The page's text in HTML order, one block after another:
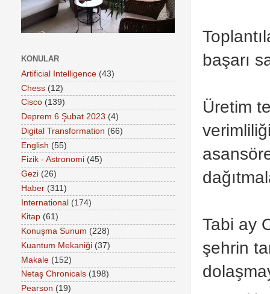
başarı
Üretim
Tabi ay
şehrin
KONULAR
Artificial Intelligence (43)
Chess (12)
Cisco (139)
Deprem 6 Şubat 2023 (4)
Digital Transformation (66)
English (55)
Fizik - Astronomi (45)
Gezi (26)
Haber (311)
International (174)
Kitap (61)
Konuşma Sunum (228)
Kuantum Mekaniği (37)
Makale (152)
Netaş Chronicals (198)
Pearson (19)